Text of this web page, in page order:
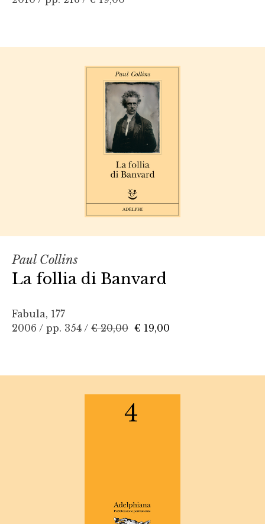
Paul Collins
La follia di Banvard
Fabula, 177
2006 / pp. 354 / € 20,00 € 19,00